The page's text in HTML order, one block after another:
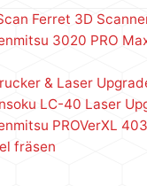
Ferret 3D
3020 PRO
& Laser
LC-40 Laser
PROVerXL
fräsen